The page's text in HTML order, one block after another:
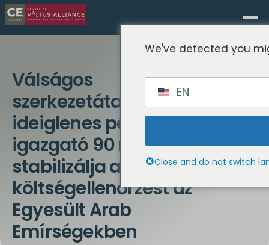
Válságos
szerkezetátalakítás: Az
ideiglenes pénzügyi
igazgató 90 nap alatt
stabilizálja a
költségellenőrzést az
Egyesült Arab
Emírségekben
We've detected you
EN
Close and do not switch